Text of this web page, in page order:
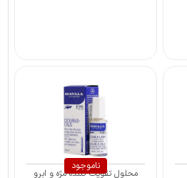
ناموجود
محلول تقویت کننده مژه و ابرو